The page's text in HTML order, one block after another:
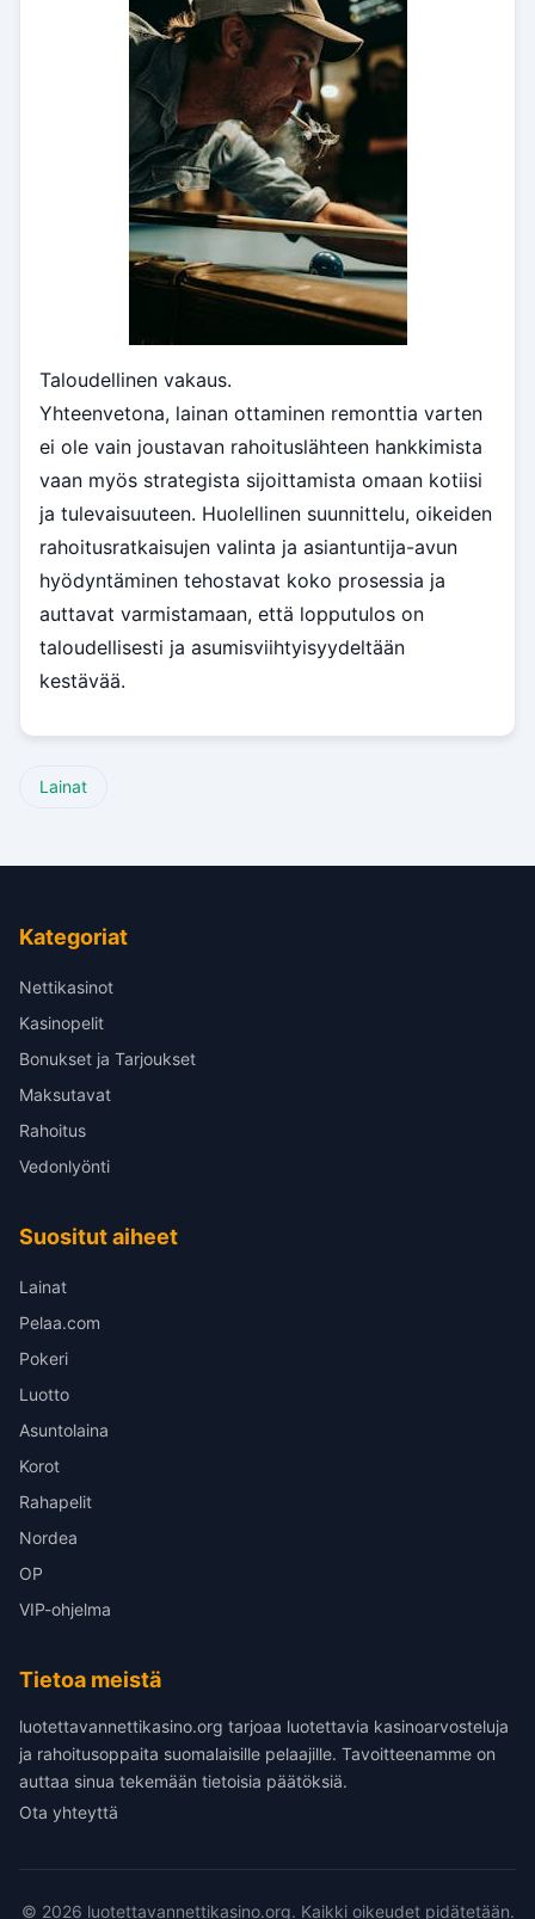
Taloudellinen vakaus.
Yhteenvetona, lainan ottaminen remonttia varten
ei ole vain joustavan rahoituslähteen hankkimista
vaan myös strategista sijoittamista omaan kotiisi
ja tulevaisuuteen. Huolellinen suunnittelu, oikeiden
rahoitusratkaisujen valinta ja asiantuntija-avun
hyödyntäminen tehostavat koko prosessia ja
auttavat varmistamaan, että lopputulos on
taloudellisesti ja asumisviihtyisyydeltään
kestävää.
Lainat
Kategoriat
Nettikasinot
Kasinopelit
Bonukset ja Tarjoukset
Maksutavat
Rahoitus
Vedonlyönti
Suositut aiheet
Lainat
Pelaa.com
Pokeri
Luotto
Asuntolaina
Korot
Rahapelit
Nordea
OP
VIP-ohjelma
Tietoa meistä
luotettavannettikasino.org tarjoaa luotettavia kasinoarvosteluja
ja rahoitusoppaita suomalaisille pelaajille. Tavoitteenamme on
auttaa sinua tekemään tietoisia päätöksiä.
Ota yhteyttä
© 2026 luotettavannettikasino.org. Kaikki oikeudet pidätetään.